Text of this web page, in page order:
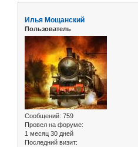
Илья Мощанский
Пользователь
Сообщений: 759
Провел на форуме:
1 месяц 30 дней
Последний визит: